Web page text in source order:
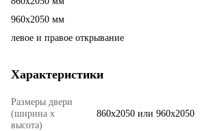
960х2050 мм
левое и правое открывание
Характеристики
Размеры двери
(ширина х
высота)
860х2050 или 960х2050